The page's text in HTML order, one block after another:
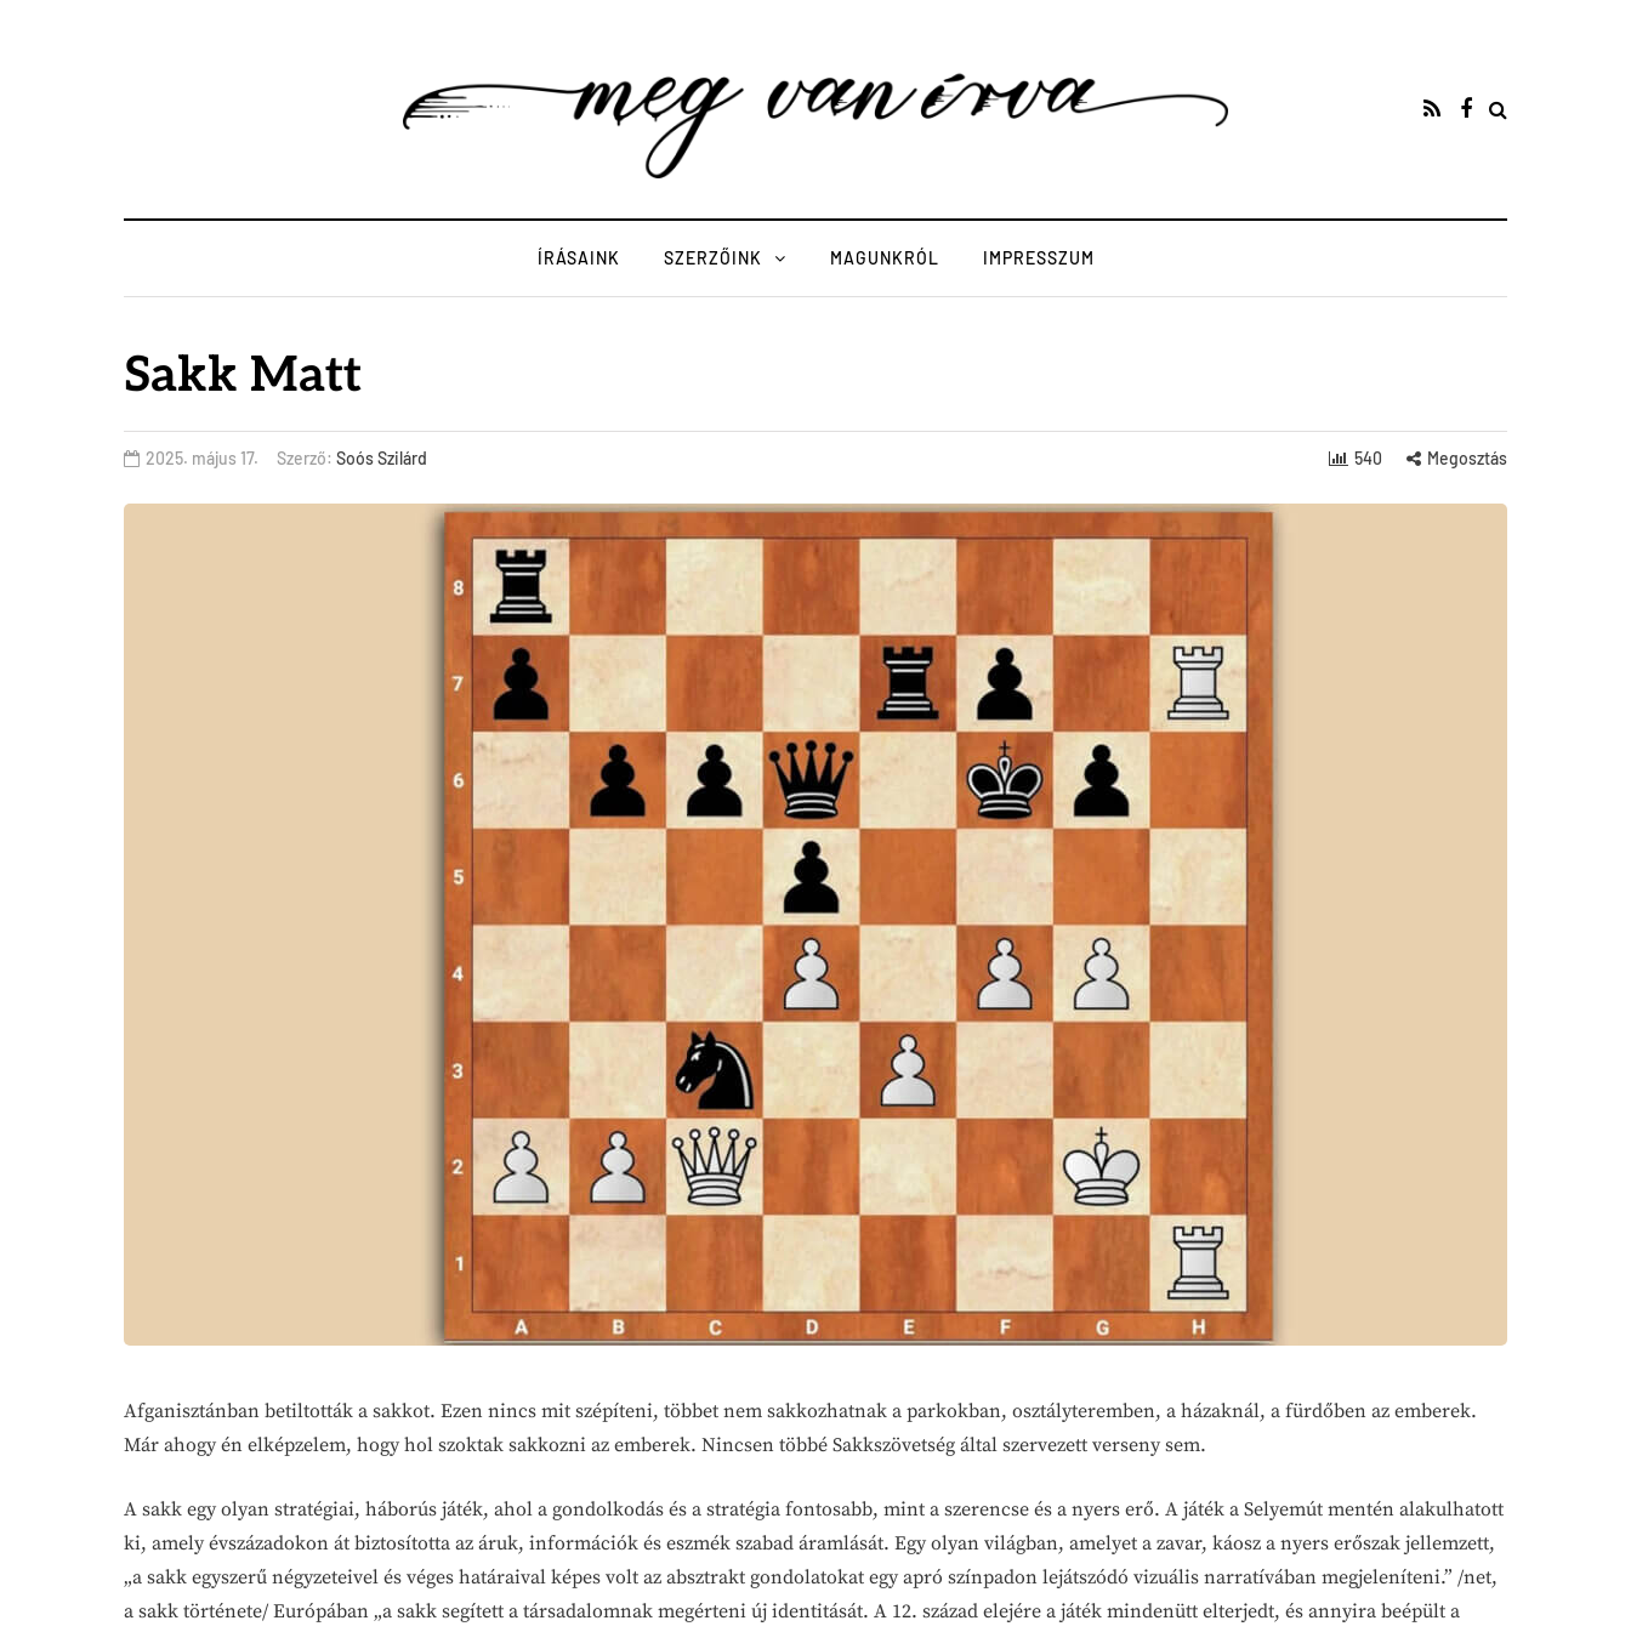
ÍRÁSAINK SZERZŐINK MAGUNKRÓL IMPRESSZUM
Sakk Matt
2025. május 17. Szerző: Soós Szilárd 540 Megosztás
Afganisztánban betiltották a sakkot. Ezen nincs mit szépíteni, többet nem sakkozhatnak a parkokban, osztályteremben, a házaknál, a fürdőben az emberek.
Már ahogy én elképzelem, hogy hol szoktak sakkozni az emberek. Nincsen többé Sakkszövetség által szervezett verseny sem.
A sakk egy olyan stratégiai, háborús játék, ahol a gondolkodás és a stratégia fontosabb, mint a szerencse és a nyers erő. A játék a Selyemút mentén alakulhatott
ki, amely évszázadokon át biztosította az áruk, információk és eszmék szabad áramlását. Egy olyan világban, amelyet a zavar, káosz a nyers erőszak jellemzett,
„a sakk egyszerű négyzeteivel és véges határaival képes volt az absztrakt gondolatokat egy apró színpadon lejátszódó vizuális narratívában megjeleníteni.” /net,
a sakk története/ Európában „a sakk segített a társadalomnak megérteni új identitását. A 12. század elejére a játék mindenütt elterjedt, és annyira beépült a